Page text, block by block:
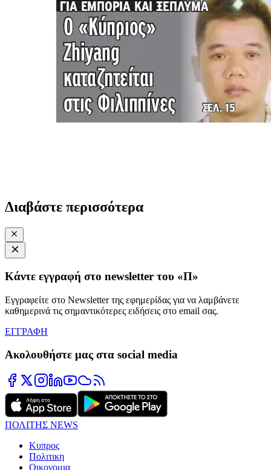
Διαβάστε περισσότερα
Κάντε εγγραφή στο newsletter του «Π»
Εγγραφείτε στο Newsletter της εφημερίδας για να λαμβάνετε
καθημερινά τις σημαντικότερες ειδήσεις στο email σας.
ΕΓΓΡΑΦΗ
Ακολουθήστε μας στα social media
ΠΟΛΙΤΗΣ NEWS
Κυπρος
Πολιτικη
Οικονομια